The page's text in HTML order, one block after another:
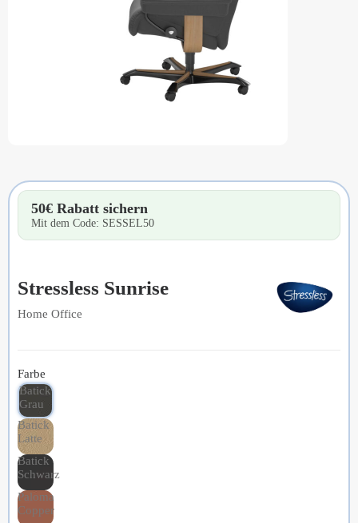
50€ Rabatt sichern
Mit dem Code: SESSEL50
Stressless Sunrise
Home Office
Farbe
Batick
Grau
Batick
Latte
Batick
Schwarz
Paloma
Copper